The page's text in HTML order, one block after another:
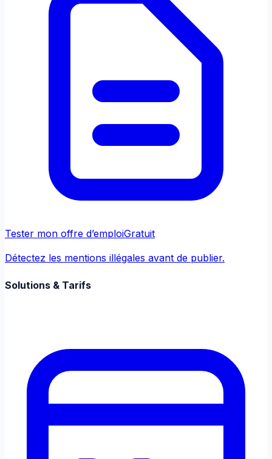
Tester mon offre d’emploiGratuit
Détectez les mentions illégales avant de publier.
Solutions & Tarifs